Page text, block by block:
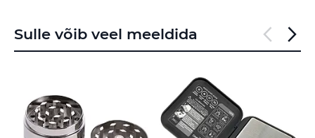
Sulle võib veel meeldida